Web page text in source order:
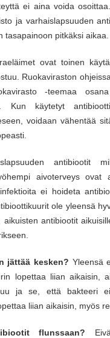
ei aina voida
ja varhaislapsuuden
tasapainoon pitkäksi aikaa.
ovat toinen
Ruokaviraston
-teemaa
Kun käytetyt
voidaan vähentää
antibiootit
aivoterveys ovat
ei hoideta
ole yleensä
aikuisten antibiootit
jättää kesken? Yleensä
lopettaa liian aikaisin,
ja se, että bakteeri
liian aikaisin, myös
flunssaan?